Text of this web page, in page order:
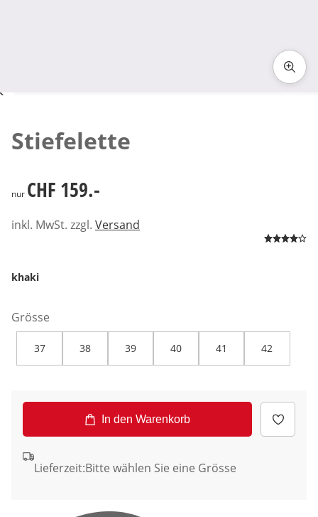
Stiefelette
CHF 159.-
nur CHF 159.-
inkl. MwSt. zzgl. Versand
khaki
Grösse
37 38 39 40 41 42
In den Warenkorb
Lieferzeit:Bitte wählen Sie eine Grösse